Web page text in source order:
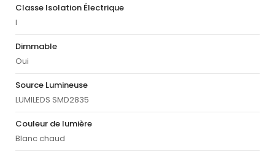
Classe Isolation Électrique
I
Dimmable
Oui
Source Lumineuse
LUMILEDS SMD2835
Couleur de lumière
Blanc chaud